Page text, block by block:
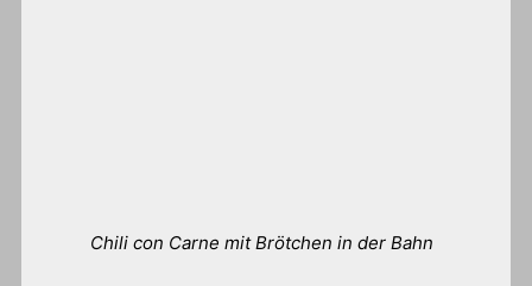
Chili con Carne mit Brötchen in der Bahn